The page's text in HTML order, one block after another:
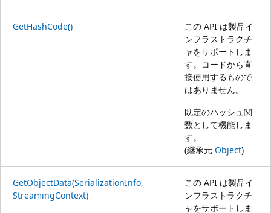
GetHashCode()
この API は製品イ
ンフラストラクチ
ャをサポートしま
す。コードから直
接使用するもので
はありません。
既定のハッシュ関
数として機能しま
す。
(継承元 Object)
GetObjectData(SerializationInfo,
StreamingContext)
この API は製品イ
ンフラストラクチ
ャをサポートしま